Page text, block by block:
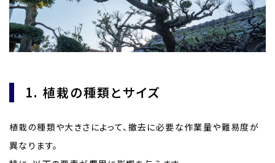
1. 植栽の種類とサイズ
植栽の種類や大きさによって、撤去に必要な作業量や難易度が
異なります。